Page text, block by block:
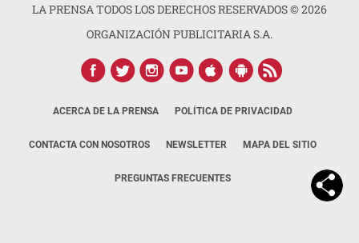
LA PRENSA TODOS LOS DERECHOS RESERVADOS ©2026
ORGANIZACIÓN PUBLICITARIA S.A.
ACERCA DE LA PRENSA POLÍTICA DE PRIVACIDAD
CONTACTA CON NOSOTROS NEWSLETTER MAPA DEL SITIO
PREGUNTAS FRECUENTES